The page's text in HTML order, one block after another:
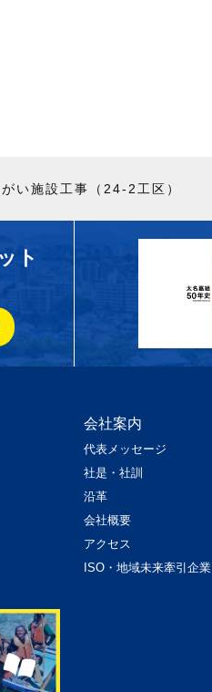
い施設工事（24-2工区）
ト
会社案内
代表メッセージ
社是・社訓
沿革
会社概要
アクセス
ISO・地域未来牽引企業